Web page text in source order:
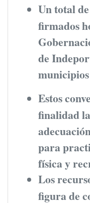
Un total
firmados
de
Estos
finalidad
para
física y
Los
figura de